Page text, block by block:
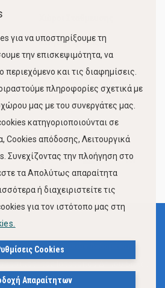
Κίνηση Λιμένος
Προσωπικών Δεδομένων
για να υποστηρίξουμε τη
την επισκεψιμότητα, να
και τις διαφημίσεις.
πληροφορίες σχετικά με
μας με του συνεργάτες μας.
κατηγοριοποιούνται σε
Cookies απόδοσης, Λειτουργικά
Συνεχίζοντας την πλοήγηση στο
τα Απολύτως απαραίτητα
ή διαχειριστείτε τις
για τον ιστότοπο μας στη
Cookies
Απαραίτητων